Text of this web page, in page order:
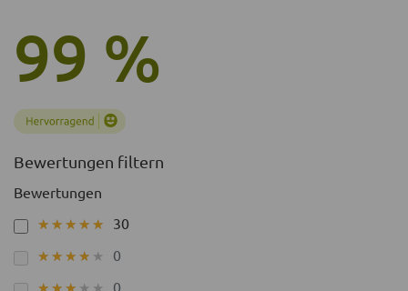
99 %
Bewertungen filtern
Bewertungen
★★★★★
★★★★★ 30
★★★★★
★★★★★ 0
★★★★★
★★★★★ 0